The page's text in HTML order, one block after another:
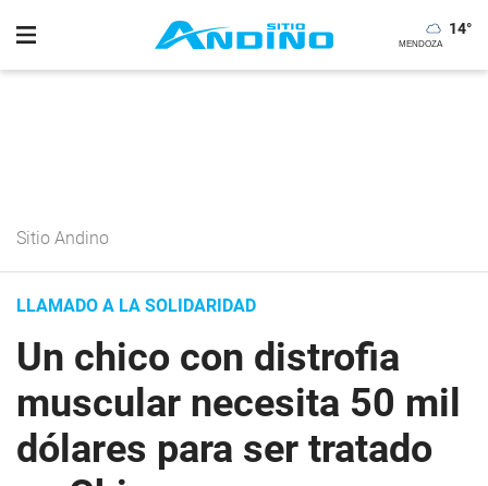
14°
Sitio Andino
LLAMADO A LA SOLIDARIDAD
Un chico con distrofia
muscular necesita 50 mil
dólares para ser tratado